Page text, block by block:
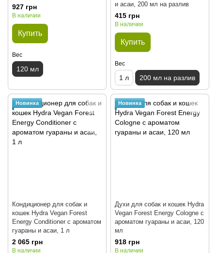
927 грн
В наличии
Купить
Вес
120 мл
и асаи, 200 мл на разлив
415 грн
В наличии
Купить
Вес
1 л 200 мл на разлив
Новинка
Кондиционер для собак и
кошек Hydra Vegan Forest
Energy Conditioner с ароматом
гуараны и асаи, 1 л
2 065 грн
В наличии
Новинка
Духи для собак и кошек Hydra
Vegan Forest Energy Cologne с
ароматом гуараны и асаи, 120
мл
918 грн
В наличии